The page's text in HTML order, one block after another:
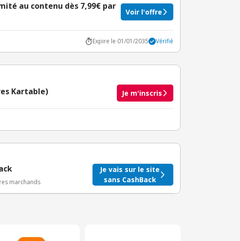
au contenu dès 7,99€ par
Voir l'offre
Expire le 01/01/2035 Vérifié
Kartable) Je m'inscris
crédité après le téléchargement de l'alerte
eBuyClub.
marchands
Je vais sur le site
sans CashBack